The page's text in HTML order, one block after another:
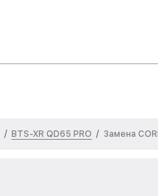
/ BTS-XR QD65 PRO / Замена